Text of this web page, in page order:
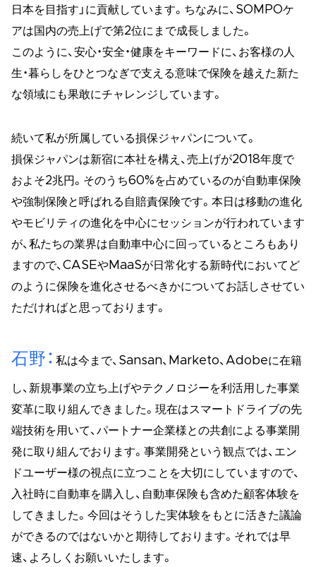
日本を目指す」に貢献しています。ちなみに、SOMPOケ
アは国内の売上げで第2位にまで成長しました。
このように、安心・安全・健康をキーワードに、お客様の人
生・暮らしをひとつなぎで支える意味で保険を越えた新た
な領域にも果敢にチャレンジしています。
続いて私が所属している損保ジャパンについて。
損保ジャパンは新宿に本社を構え、売上げが2018年度で
およそ2兆円。そのうち60%を占めているのが自動車保険
や強制保険と呼ばれる自賠責保険です。本日は移動の進化
やモビリティの進化を中心にセッションが行われています
が、私たちの業界は自動車中心に回っているところもあり
ますので、CASEやMaaSが日常化する新時代においてど
のように保険を進化させるべきかについてお話しさせてい
ただければと思っております。
石野 私は今まで、Sansan、Marketo、Adobeに在籍
し、新規事業の立ち上げやテクノロジーを利活用した事業
変革に取り組んできました。現在はスマートドライブの先
端技術を用いて、パートナー企業様との共創による事業開
発に取り組んでおります。事業開発という観点では、エン
ドユーザー様の視点に立つことを大切にしていますので、
入社時に自動車を購入し、自動車保険も含めた顧客体験を
してきました。今回はそうした実体験をもとに活きた議論
ができるのではないかと期待しております。それでは早
速、よろしくお願いいたします。